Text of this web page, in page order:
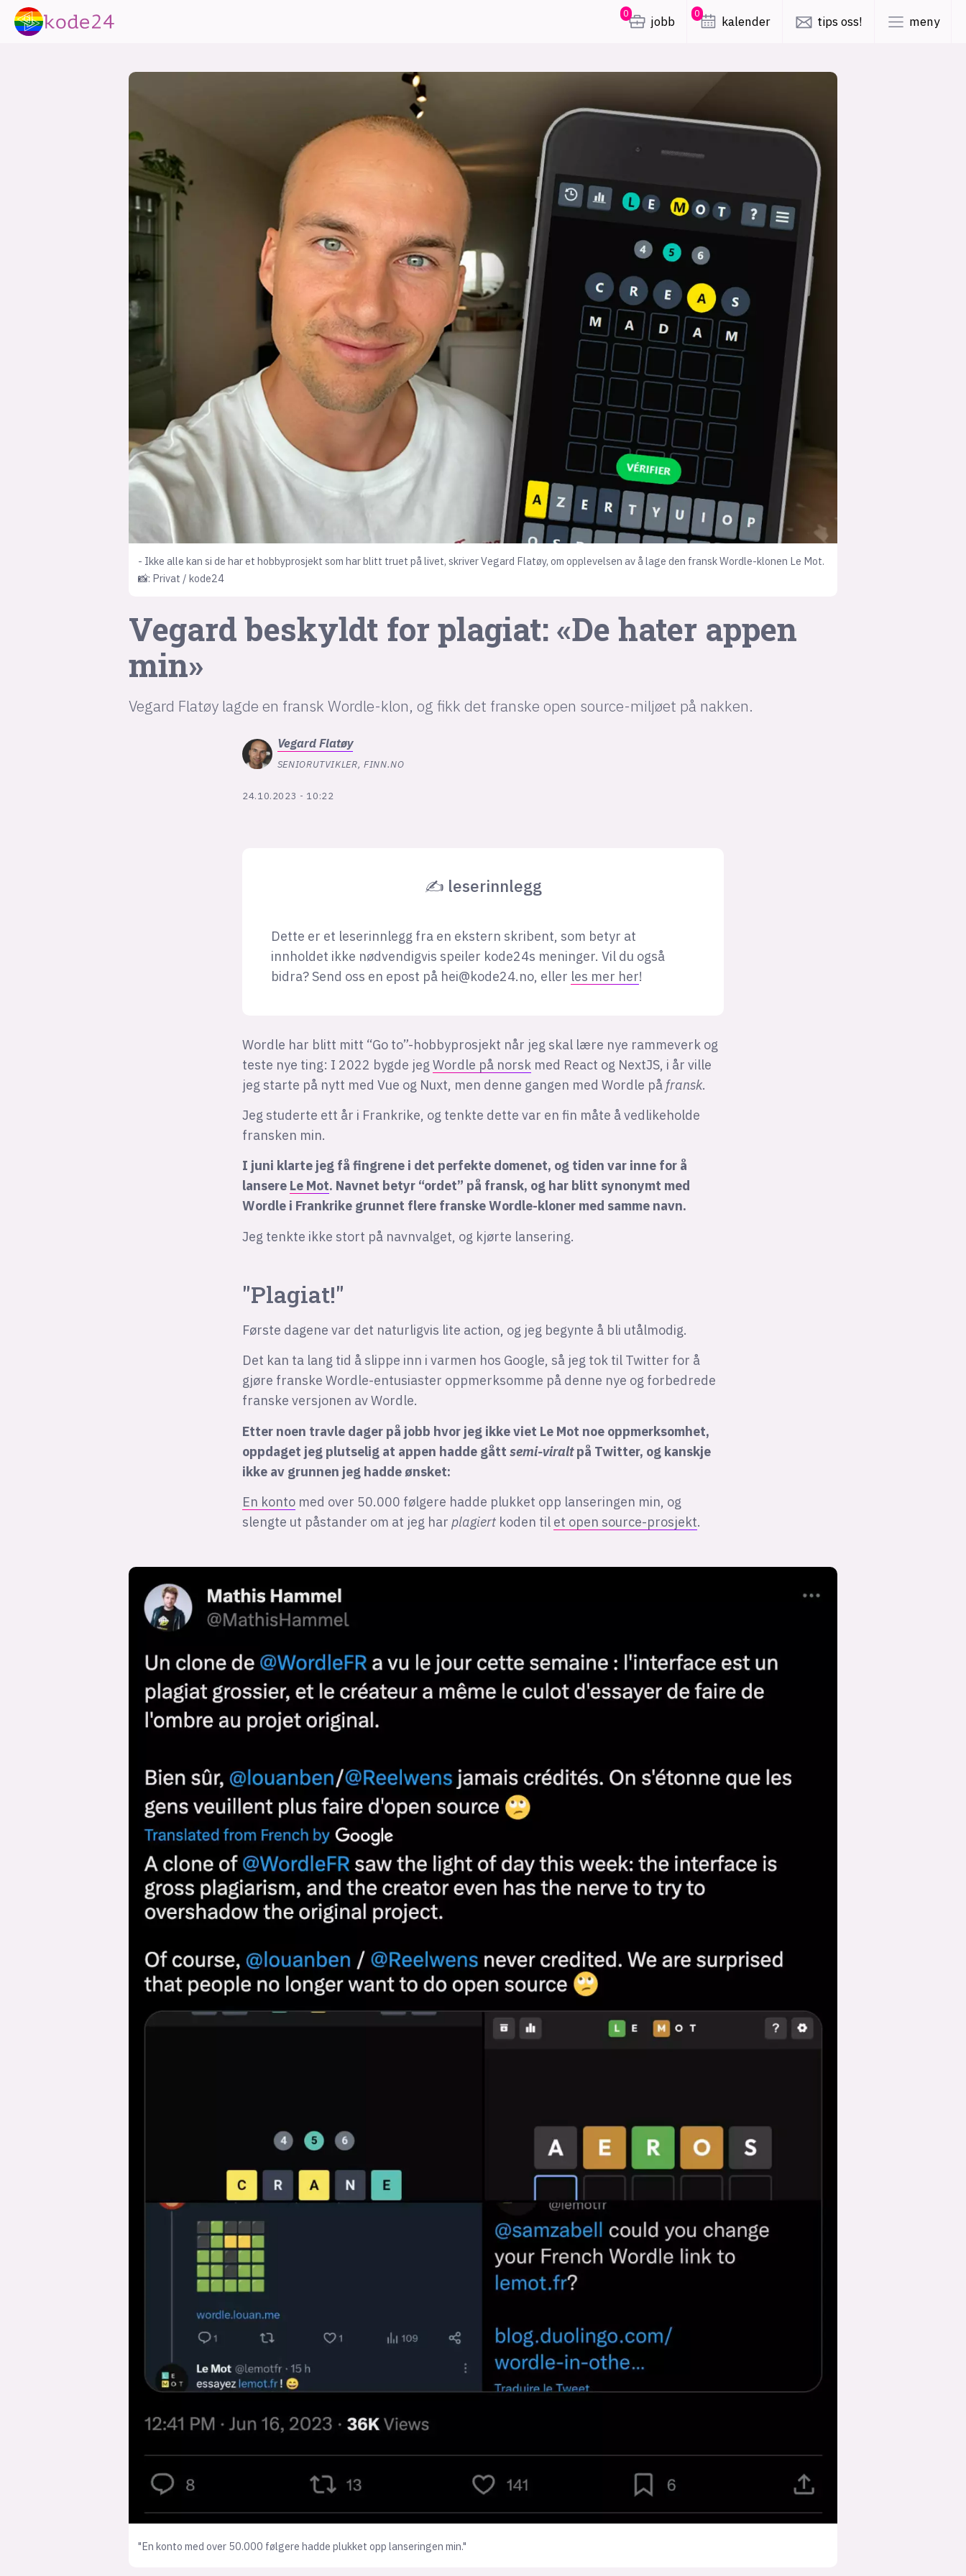
0
jobb
0
kalender tips oss! meny
- Ikke alle kan si de har et hobbyprosjekt som har blitt truet på livet, skriver Vegard Flatøy, om opplevelsen av å lage den fransk Wordle-klonen Le Mot.
📸: Privat / kode24
Vegard beskyldt for plagiat: «De hater appen
min»
Vegard Flatøy lagde en fransk Wordle-klon, og fikk det franske open source-miljøet på nakken.
VegardFlatøy
SENIORUTVIKLER, FINN.NO
24.10.2023 - 10:22
✍ leserinnlegg
Dette er et leserinnlegg fra en ekstern skribent, som betyr at
innholdet ikke nødvendigvis speiler kode24s meninger. Vil du også
bidra? Send oss en epost på hei@kode24.no, eller les mer her!
Wordle har blitt mitt “Go to”-hobbyprosjekt når jeg skal lære nye rammeverk og
teste nye ting: I 2022 bygde jeg Wordle på norsk med React og NextJS, i år ville
jeg starte på nytt med Vue og Nuxt, men denne gangen med Wordle på fransk.
Jeg studerte ett år i Frankrike, og tenkte dette var en fin måte å vedlikeholde
fransken min.
I juni klarte jeg få fingrene i det perfekte domenet, og tiden var inne for å
lansere Le Mot. Navnet betyr “ordet” på fransk, og har blitt synonymt med
Wordle i Frankrike grunnet flere franske Wordle-kloner med samme navn.
Jeg tenkte ikke stort på navnvalget, og kjørte lansering.
"Plagiat!"
Første dagene var det naturligvis lite action, og jeg begynte å bli utålmodig.
Det kan ta lang tid å slippe inn i varmen hos Google, så jeg tok til Twitter for å
gjøre franske Wordle-entusiaster oppmerksomme på denne nye og forbedrede
franske versjonen av Wordle.
Etter noen travle dager på jobb hvor jeg ikke viet Le Mot noe oppmerksomhet,
oppdaget jeg plutselig at appen hadde gått semi-viraltpå Twitter, og kanskje
ikke av grunnen jeg hadde ønsket:
En konto med over 50.000 følgere hadde plukket opp lanseringen min, og
slengte ut påstander om at jeg har plagiert koden til et open source-prosjekt.
"En konto med over 50.000 følgere hadde plukket opp lanseringen min."
lønn KI karriere meninger
utdanning sikkerhet kontor frontend backend
IoT tilgjengelighet ukas koder inn/ut hobby
mørk modus
nyhetsbrev
kode24-klubben
LinkedIn
Bluesky
annonsepriser
annonseguide
suksesshistorier
Bli firmapartner